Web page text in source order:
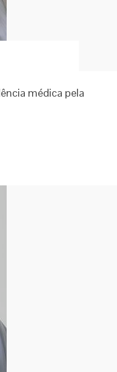
médica pela